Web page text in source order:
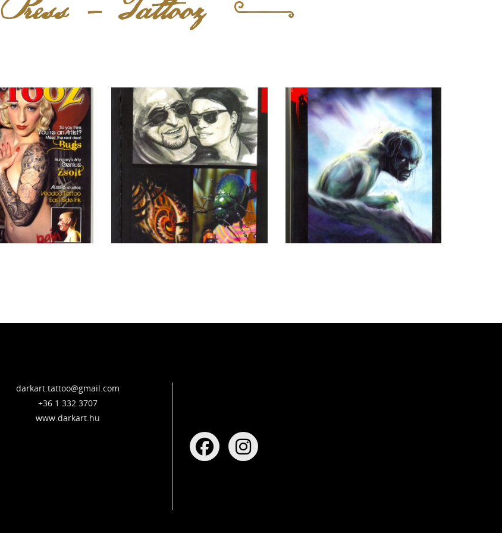
darkart.tattoo@gmail.com
+36 1 332 3707
www.darkart.hu